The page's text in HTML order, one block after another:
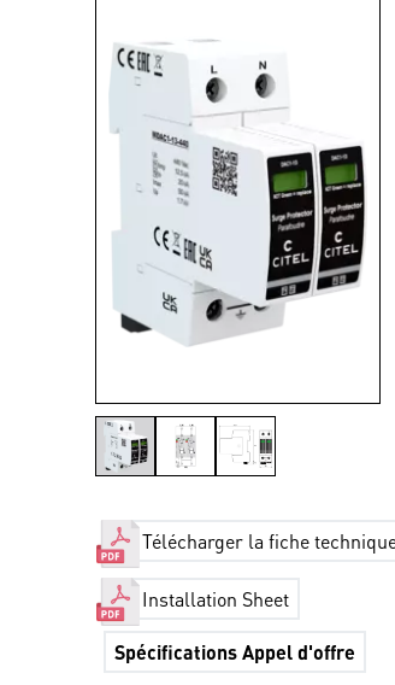
Télécharger la fiche
Installation Sheet
Spécifications Appel d'offre